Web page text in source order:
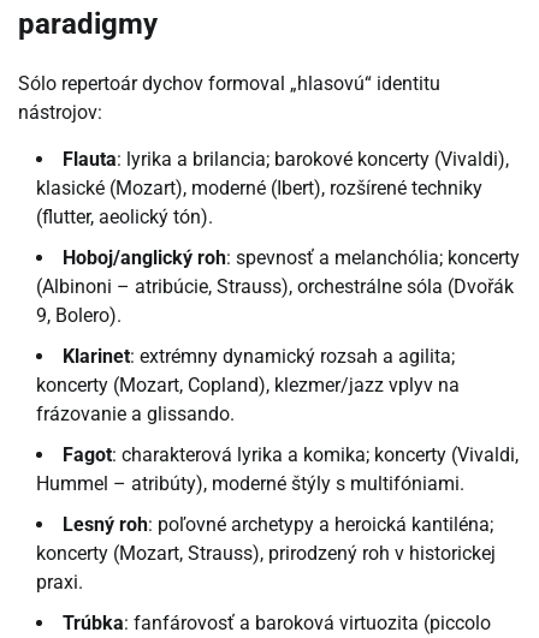
paradigmy
Sólo repertoár dychov formoval „hlasovú“ identitu
nástrojov:
Flauta: lyrika a brilancia; barokové koncerty (Vivaldi),
klasické (Mozart), moderné (Ibert), rozšírené techniky
(flutter, aeolický tón).
Hoboj/anglický roh: spevnosť a melanchólia; koncerty
(Albinoni – atribúcie, Strauss), orchestrálne sóla (Dvořák
9, Bolero).
Klarinet: extrémny dynamický rozsah a agilita;
koncerty (Mozart, Copland), klezmer/jazz vplyv na
frázovanie a glissando.
Fagot: charakterová lyrika a komika; koncerty (Vivaldi,
Hummel – atribúty), moderné štýly s multifóniami.
Lesný roh: poľovné archetypy a heroická kantiléna;
koncerty (Mozart, Strauss), prirodzený roh v historickej
praxi.
Trúbka: fanfárovosť a baroková virtuozita (piccolo